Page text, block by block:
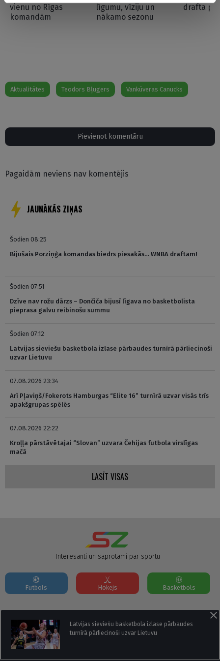
vienu no Rīgas
komandām
līgumu, vīziju un
nākamo sezonu
drafta
Aktualitātes Teodors Bļugers Vankūveras Canucks
Pievienot komentāru
Pagaidām neviens nav komentējis
JAUNĀKĀS ZIŅAS
Šodien 08:25
Bijušais Porziņģa komandas biedrs piesakās… WNBA draftam!
Šodien 07:51
Dzīve nav rožu dārzs – Dončiča bijusī līgava no basketbolista
pieprasa galvu reibinošu summu
Šodien 07:12
Latvijas sieviešu basketbola izlase pārbaudes turnīrā pārliecinoši
uzvar Lietuvu
07.08.2026 23:34
Arī Pļaviņš/Fokerots Hamburgas “Elite 16” turnīrā uzvar visās trīs
apakšgrupas spēlēs
07.08.2026 22:22
Kroļļa pārstāvētajai “Slovan” uzvara Čehijas futbola virslīgas
mačā
LASĪT VISAS
Latvijas sieviešu basketbola izlase pārbaudes
turnīrā pārliecinoši uzvar Lietuvu
Interesanti un saprotami par sportu
Futbols Hokejs Basketbols
Par mums Reklāmas Parametri Kontakti
Seko mums: